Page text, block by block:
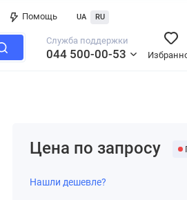
Помощь UA RU
Служба поддержки
044 500-00-53
Цена по запросу
Нашли дешевле?